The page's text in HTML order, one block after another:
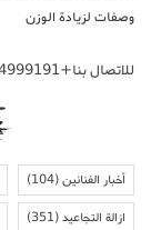
وصفات لزيادة الوزن
للاتصال بنا+212614999191
أخبار الفنانين(104)
ازالة التجاعيد(351)